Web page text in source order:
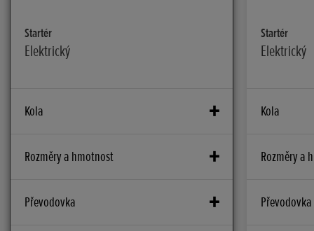
Startér
Elektrický
Kola
Přední brzdy
Rozměry a hmotnost
Kapacita akumulátoru (V – Ah)
Převodovka
Startér
Elektrický
Kola
Přední brzdy
Rozměry a
Kapacita
Převodovka